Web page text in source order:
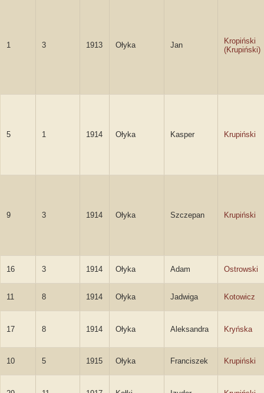
1 3 1913 Ołyka Jan
Kropiński
(Krupiński)
5 1 1914 Ołyka Kasper Krupiński
9 3 1914 Ołyka Szczepan Krupiński
16 3 1914 Ołyka Adam Ostrowski
11 8 1914 Ołyka Jadwiga Kotowicz
17 8 1914 Ołyka Aleksandra Kryńska
10 5 1915 Ołyka Franciszek Krupiński